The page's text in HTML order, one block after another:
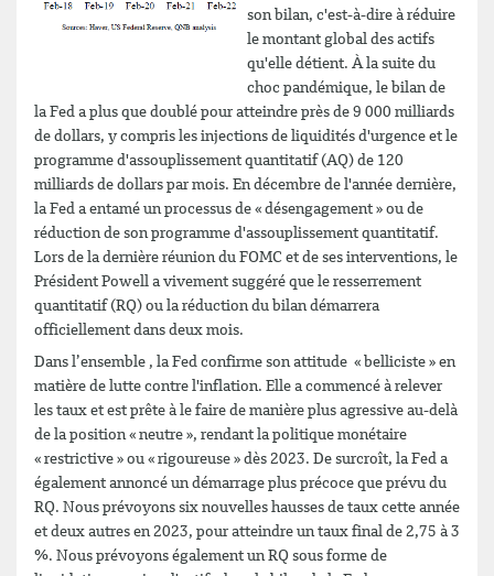
son bilan, c'est-à-dire à réduire
le montant global des actifs
qu'elle détient. À la suite du
choc pandémique, le bilan de
la Fed a plus que doublé pour atteindre près de 9 000 milliards
de dollars, y compris les injections de liquidités d'urgence et le
programme d'assouplissement quantitatif (AQ) de 120
milliards de dollars par mois. En décembre de l'année dernière,
la Fed a entamé un processus de « désengagement » ou de
réduction de son programme d'assouplissement quantitatif.
Lors de la dernière réunion du FOMC et de ses interventions, le
Président Powell a vivement suggéré que le resserrement
quantitatif (RQ) ou la réduction du bilan démarrera
officiellement dans deux mois.
Dans l’ensemble , la Fed confirme son attitude « belliciste » en
matière de lutte contre l'inflation. Elle a commencé à relever
les taux et est prête à le faire de manière plus agressive au-delà
de la position « neutre », rendant la politique monétaire
« restrictive » ou « rigoureuse » dès 2023. De surcroît, la Fed a
également annoncé un démarrage plus précoce que prévu du
RQ. Nous prévoyons six nouvelles hausses de taux cette année
et deux autres en 2023, pour atteindre un taux final de 2,75 à 3
%. Nous prévoyons également un RQ sous forme de